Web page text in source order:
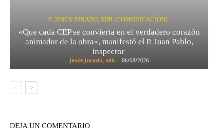
P. JESÚS JURADO, SDB (COMUNICACIÓN)
«Que cada CEP se convierta en el verdadero corazón
animador de la obra», manifestó el P. Juan Pablo,
Inspector
Jesús Jurado, sdb - 06/08/2026
DEJA UN COMENTARIO